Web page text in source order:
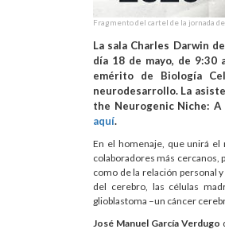
Fragmento del cartel de la jornada
La sala Charles Darwin
día 18 de mayo, de 9:30
emérito de Biología
neurodesarrollo. La
the Neurogenic Niche: A
aquí.
En el homenaje, que unirá el
colaboradores más cercanos,
como de la relación personal
del cerebro, las células
glioblastoma –un cáncer
José Manuel García Verdugo